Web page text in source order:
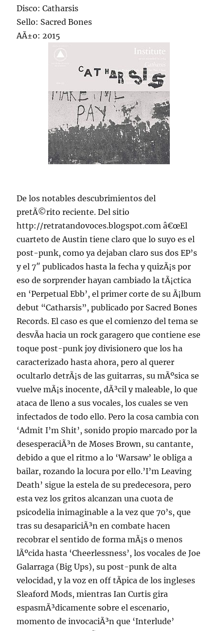
Disco: Catharsis
Sello: Sacred Bones
AÃ±o: 2015
De los notables descubrimientos del
pretÃ©rito reciente. Del sitio
http://retratandovoces.blogspot.com â€œEl
cuarteto de Austin tiene claro que lo suyo es el
post-punk, como ya dejaban claro sus dos EP’s
y el 7″ publicados hasta la fecha y quizÃ¡s por
eso de sorprender hayan cambiado la tÃ¡ctica
en ‘Perpetual Ebb’, el primer corte de su Ã¡lbum
debut “Catharsis”, publicado por Sacred Bones
Records. El caso es que el comienzo del tema se
desvÃ­a hacia un rock garagero que contiene ese
toque post-punk joy divisionero que los ha
caracterizado hasta ahora, pero al querer
ocultarlo detrÃ¡s de las guitarras, su mÃºsica se
vuelve mÃ¡s inocente, dÃ³cil y maleable, lo que
ataca de lleno a sus vocales, los cuales se ven
infectados de todo ello. Pero la cosa cambia con
‘Admit I’m Shit’, sonido propio marcado por la
desesperaciÃ³n de Moses Brown, su cantante,
debido a que el ritmo a lo ‘Warsaw’ le obliga a
bailar, rozando la locura por ello.’I’m Leaving
Death’ sigue la estela de su predecesora, pero
esta vez los gritos alcanzan una cuota de
psicodelia inimaginable a la vez que 70’s, que
tras su desapariciÃ³n en combate hacen
recobrar el sentido de forma mÃ¡s o menos
lÃºcida hasta ‘Cheerlessness’, los vocales de Joe
Galarraga (Big Ups), su post-punk de alta
velocidad, y la voz en off tÃ­pica de los ingleses
Sleaford Mods, mientras Ian Curtis gira
espasmÃ³dicamente sobre el escenario,
momento de invocaciÃ³n que ‘Interlude’